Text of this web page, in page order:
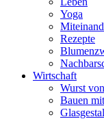
Yoga
Rezepte
Wirtschaft
Wurst
Bauen